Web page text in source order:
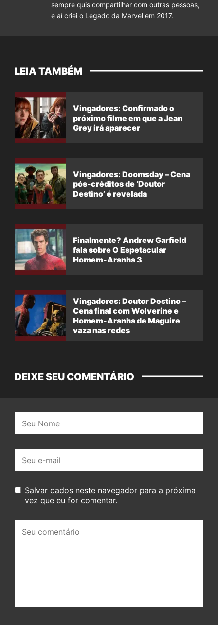
sempre quis compartilhar com outras pessoas,
e aí criei o Legado da Marvel em 2017.
LEIA TAMBÉM
Vingadores: Confirmado o
próximo filme em que a Jean
Grey irá aparecer
Vingadores: Doomsday – Cena
pós-créditos de ‘Doutor
Destino’ é revelada
Finalmente? Andrew Garfield
fala sobre O Espetacular
Homem-Aranha 3
Vingadores: Doutor Destino –
Cena final com Wolverine e
Homem-Aranha de Maguire
vaza nas redes
DEIXE SEU COMENTÁRIO
mail:
Salvar dados neste navegador para a próxima
vez que eu for comentar.
comentário: